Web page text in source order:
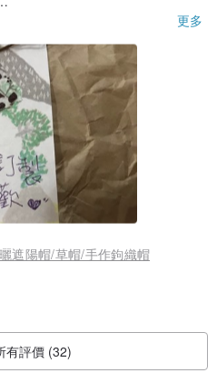
更多
遮陽帽/草帽/手作鉤織帽
有評價 (32)